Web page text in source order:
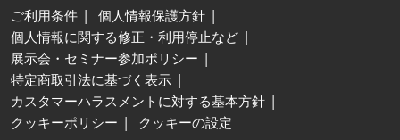
ご利用条件
個人情報保護方針
個人情報に関する修正・利用停止など
展示会・セミナー参加ポリシー
特定商取引法に基づく表示
カスタマーハラスメントに対する基本方針
クッキーポリシー
クッキーの設定